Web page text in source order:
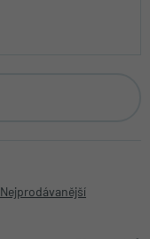
Nejprodávanější